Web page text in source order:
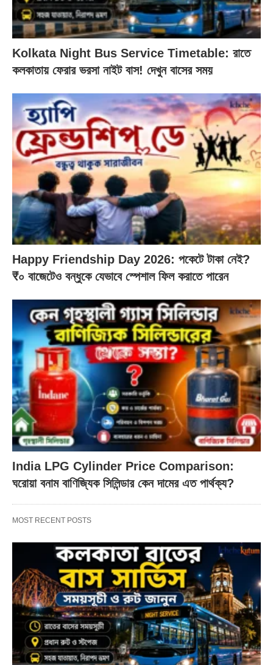
Kolkata Night Bus Service Timetable: রাতে
কলকাতায় ফেরার ভরসা নাইট বাস! দেখুন বাসের সময়
Happy Friendship Day 2026: পকেটে টাকা নেই?
₹০ বাজেটেও বন্ধুকে যেভাবে স্পেশাল ফিল করাতে পারেন
India LPG Cylinder Price Comparison:
ঘরোয়া বনাম বাণিজ্যিক সিলিন্ডার কেন দামের এত পার্থক্য?
MOST RECENT POSTS